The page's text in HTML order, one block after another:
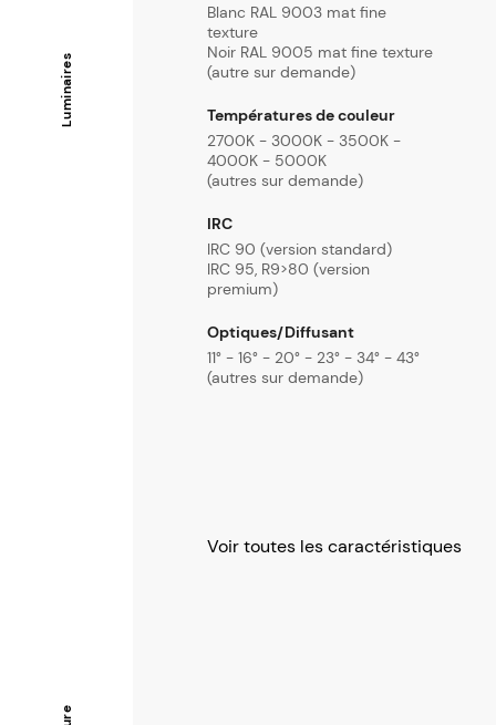
Luminaires
Blanc RAL 9003 mat fine
texture
Noir RAL 9005 mat fine texture
(autre sur demande)
Températures de couleur
2700K - 3000K - 3500K -
4000K - 5000K
(autres sur demande)
IRC
IRC 90 (version standard)
IRC 95, R9>80 (version
premium)
Optiques/Diffusant
11° - 16° - 20° - 23° - 34° - 43°
(autres sur demande)
Voir toutes les caractéristiques